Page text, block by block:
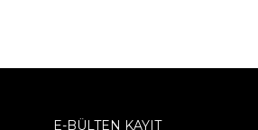
E-BÜLTEN KAYIT